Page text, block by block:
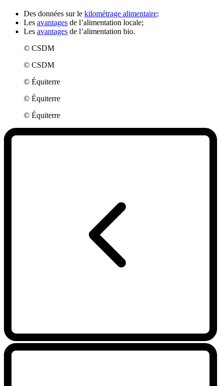
Des données sur le kilométrage alimentaire;
Les avantages de l’alimentation locale;
Les avantages de l’alimentation bio.
© CSDM
© CSDM
© Équiterre
© Équiterre
© Équiterre